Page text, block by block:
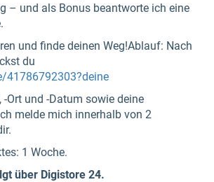
– und als Bonus beantworte ich eine
und finde deinen Weg!Ablauf: Nach
du
41786792303?deine
-Ort und -Datum sowie deine
melde mich innerhalb von 2
1 Woche.
über Digistore 24.